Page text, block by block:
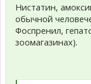
Нистатин,
обычной
Фоспренил,
зоомагазинах).